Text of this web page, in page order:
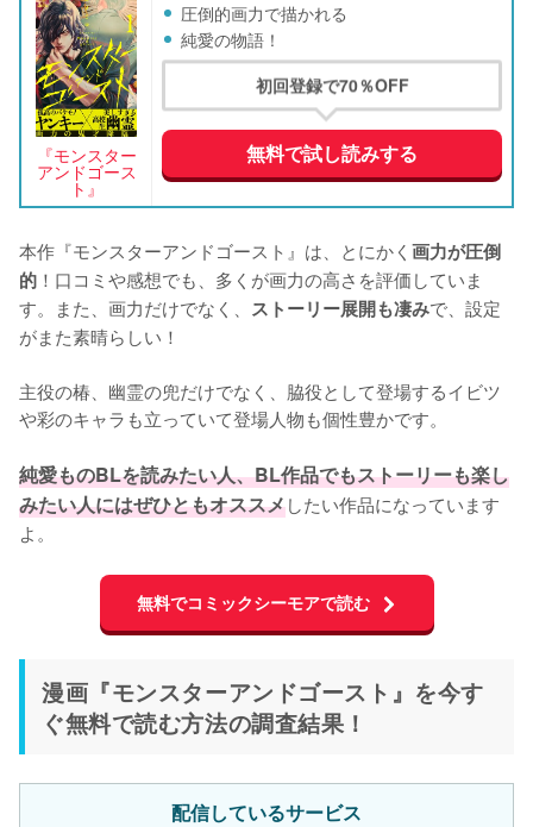
『モンスター
アンドゴース
ト』
圧倒的画力で描かれる
純愛の物語！
初回登録で70％OFF
無料で試し読みする
本作『モンスターアンドゴースト』は、とにかく 画力が圧倒
的 ！口コミや感想でも、多くが画力の高さを評価していま
す。また、画力だけでなく、 ストーリー展開も凄みで、設定
がまた素晴らしい！
主役の椿、幽霊の兜だけでなく、脇役として登場するイビツ
や彩のキャラも立っていて登場人物も個性豊かです。
純愛ものBLを読みたい人、BL作品でもストーリーも楽し
みたい人にはぜひともオススメしたい作品になっています
よ。
無料でコミックシーモアで読む
漫画『モンスターアンドゴースト』を今す
ぐ無料で読む方法の調査結果！
配信しているサービス